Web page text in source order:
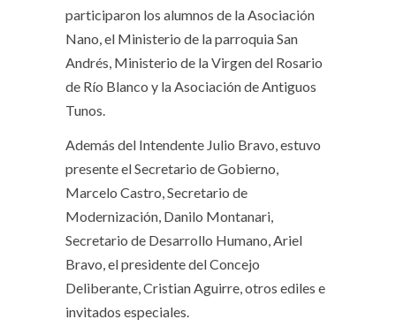
participaron los alumnos de la Asociación
Nano, el Ministerio de la parroquia San
Andrés, Ministerio de la Virgen del Rosario
de Río Blanco y la Asociación de Antiguos
Tunos.
Además del Intendente Julio Bravo, estuvo
presente el Secretario de Gobierno,
Marcelo Castro, Secretario de
Modernización, Danilo Montanari,
Secretario de Desarrollo Humano, Ariel
Bravo, el presidente del Concejo
Deliberante, Cristian Aguirre, otros ediles e
invitados especiales.